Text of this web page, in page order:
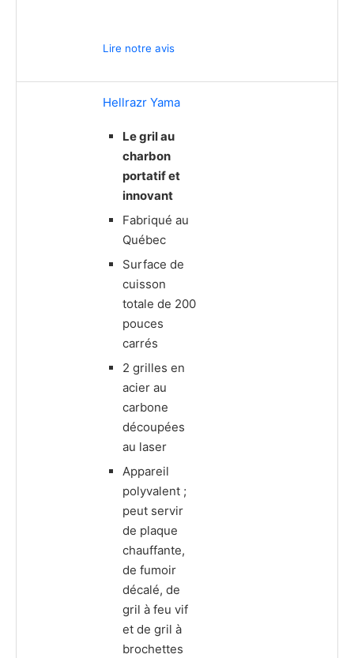
Lire notre avis
Hellrazr Yama
Le gril au
charbon
portatif et
innovant
Fabriqué au
Québec
Surface de
cuisson
totale de 200
pouces
carrés
2 grilles en
acier au
carbone
découpées
au laser
Appareil
polyvalent ;
peut servir
de plaque
chauffante,
de fumoir
décalé, de
gril à feu vif
et de gril à
brochettes